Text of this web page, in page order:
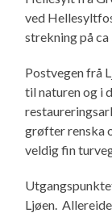
ved
strekning på
Postvegen frå
til naturen og i
grøfter renska
veldig fin
Ljøen.